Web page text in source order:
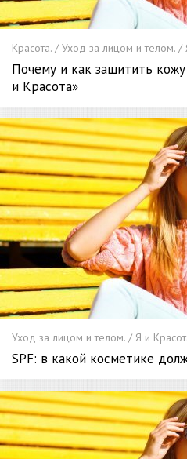
Красота. / Уход за лицом и телом. /
Почему и как защитить
и Красота»
Уход за лицом и телом. / Я и
SPF: в какой косметике